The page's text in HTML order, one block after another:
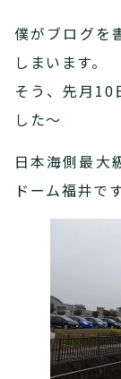
僕がブログを
しまいます。
そう、先月10
した～
日本海側最大
ドーム福井で